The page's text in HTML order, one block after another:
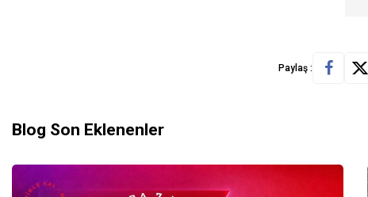
Paylaş :
Blog Son Eklenenler